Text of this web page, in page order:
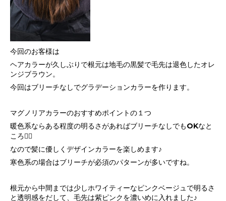
今回のお客様は
ヘアカラーが久しぶりで根元は地毛の黒髪で毛先は退色したオレ
ンジブラウン。
今回はブリーチなしでグラデーションカラーを作ります。
マグノリアカラーのおすすめポイントの１つ
暖色系ならある程度の明るさがあればブリーチなしでもOKなと
ころ🙆‍♂️
なので髪に優しくデザインカラーを楽しめます♪
寒色系の場合はブリーチが必須のパターンが多いですね。
根元から中間までは少しホワイティーなピンクベージュで明るさ
と透明感をだして、毛先は紫ピンクを濃いめに入れました♪